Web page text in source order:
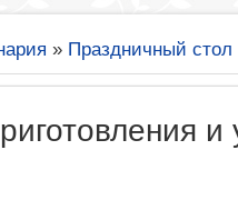
» Праздничный стол
и